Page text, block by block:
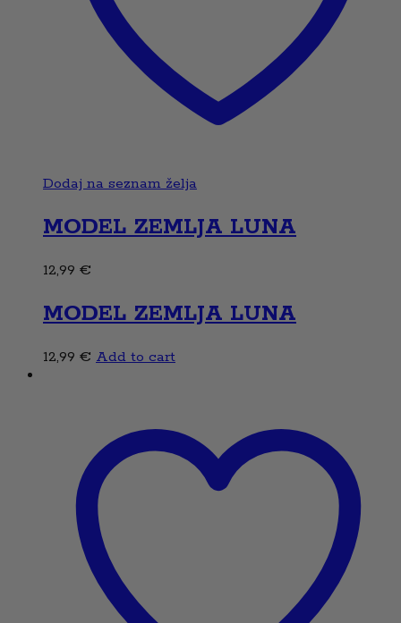
Dodaj na seznam želja
MODEL ZEMLJA LUNA
12,99 €
MODEL ZEMLJA LUNA
12,99 € Add to cart